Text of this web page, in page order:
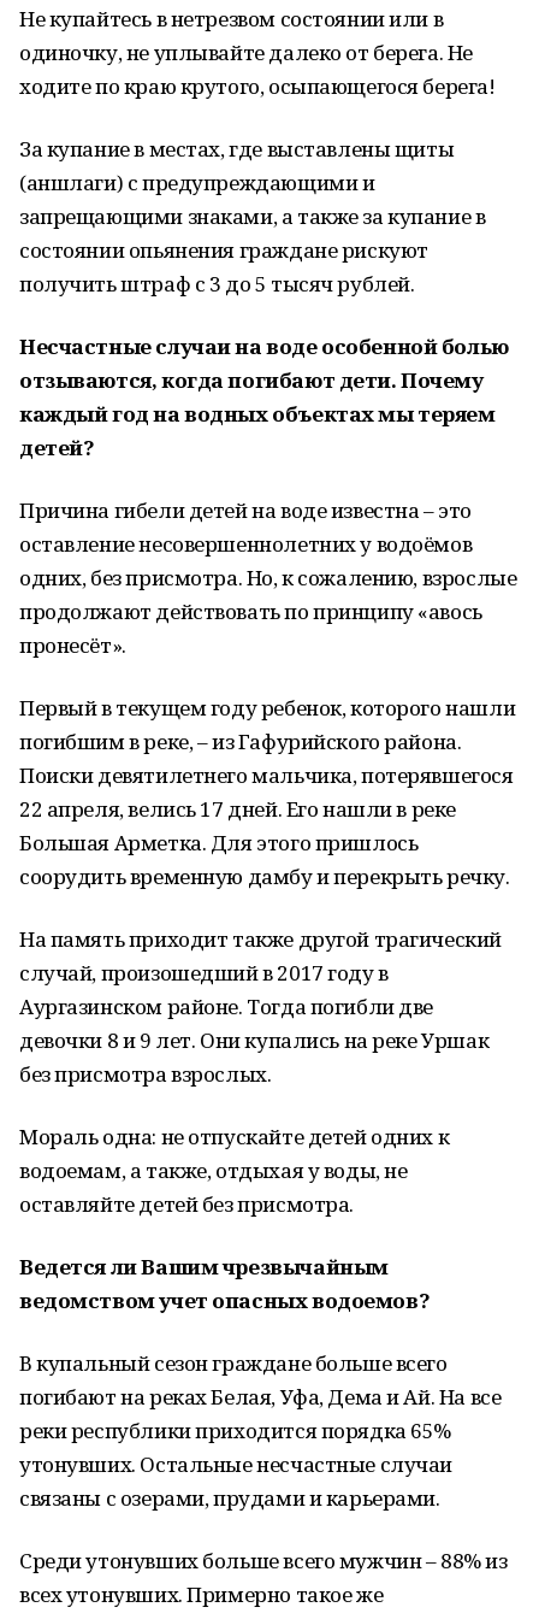
Не купайтесь в нетрезвом состоянии или в
одиночку, не уплывайте далеко от берега. Не
ходите по краю крутого, осыпающегося берега!
За купание в местах, где выставлены щиты
(аншлаги) с предупреждающими и
запрещающими знаками, а также за купание в
состоянии опьянения граждане рискуют
получить штраф с 3 до 5 тысяч рублей.
Несчастные случаи на воде особенной болью
отзываются, когда погибают дети. Почему
каждый год на водных объектах мы теряем
детей?
Причина гибели детей на воде известна – это
оставление несовершеннолетних у водоёмов
одних, без присмотра. Но, к сожалению, взрослые
продолжают действовать по принципу «авось
пронесёт».
Первый в текущем году ребенок, которого нашли
погибшим в реке, – из Гафурийского района.
Поиски девятилетнего мальчика, потерявшегося
22 апреля, велись 17 дней. Его нашли в реке
Большая Арметка. Для этого пришлось
соорудить временную дамбу и перекрыть речку.
На память приходит также другой трагический
случай, произошедший в 2017 году в
Аургазинском районе. Тогда погибли две
девочки 8 и 9 лет. Они купались на реке Уршак
без присмотра взрослых.
Мораль одна: не отпускайте детей одних к
водоемам, а также, отдыхая у воды, не
оставляйте детей без присмотра.
Ведется ли Вашим чрезвычайным
ведомством учет опасных водоемов?
В купальный сезон граждане больше всего
погибают на реках Белая, Уфа, Дема и Ай. На все
реки республики приходится порядка 65%
утонувших. Остальные несчастные случаи
связаны с озерами, прудами и карьерами.
Среди утонувших больше всего мужчин – 88% из
всех утонувших. Примерно такое же